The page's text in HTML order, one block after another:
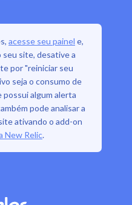
acesse seu painel e,
site, desative a
por "reiniciar seu
seja o consumo de
algum alerta
pode analisar a
ativando o add-on
New Relic.